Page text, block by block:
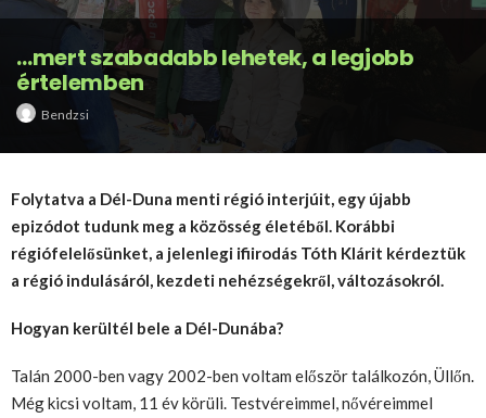
…mert szabadabb lehetek, a legjobb
értelemben
Bendzsi
Folytatva a Dél-Duna menti régió interjúit, egy újabb
epizódot tudunk meg a közösség életéből. Korábbi
régiófelelősünket, a jelenlegi ifiirodás Tóth Klárit kérdeztük
a régió indulásáról, kezdeti nehézségekről, változásokról.
Hogyan kerültél bele a Dél-Dunába?
Talán 2000-ben vagy 2002-ben voltam először találkozón, Üllőn.
Még kicsi voltam, 11 év körüli. Testvéreimmel, nővéreimmel